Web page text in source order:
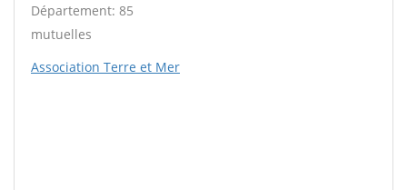
Département: 85
mutuelles
Association Terre et Mer